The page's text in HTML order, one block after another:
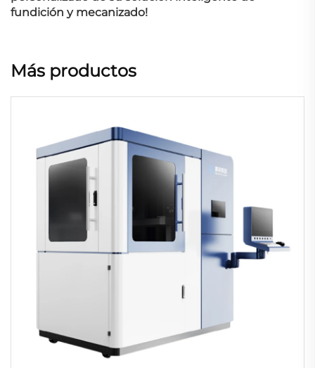
fundición y mecanizado!
Más productos